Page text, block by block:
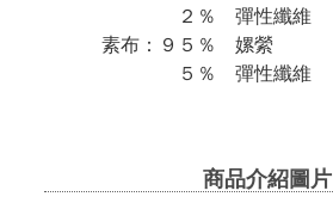
２％ 彈性纖維
素布：９５％ 嫘縈
５％ 彈性纖維
商品介紹圖片